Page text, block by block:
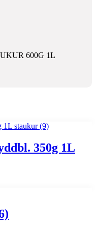
600G 1L
350g 1L